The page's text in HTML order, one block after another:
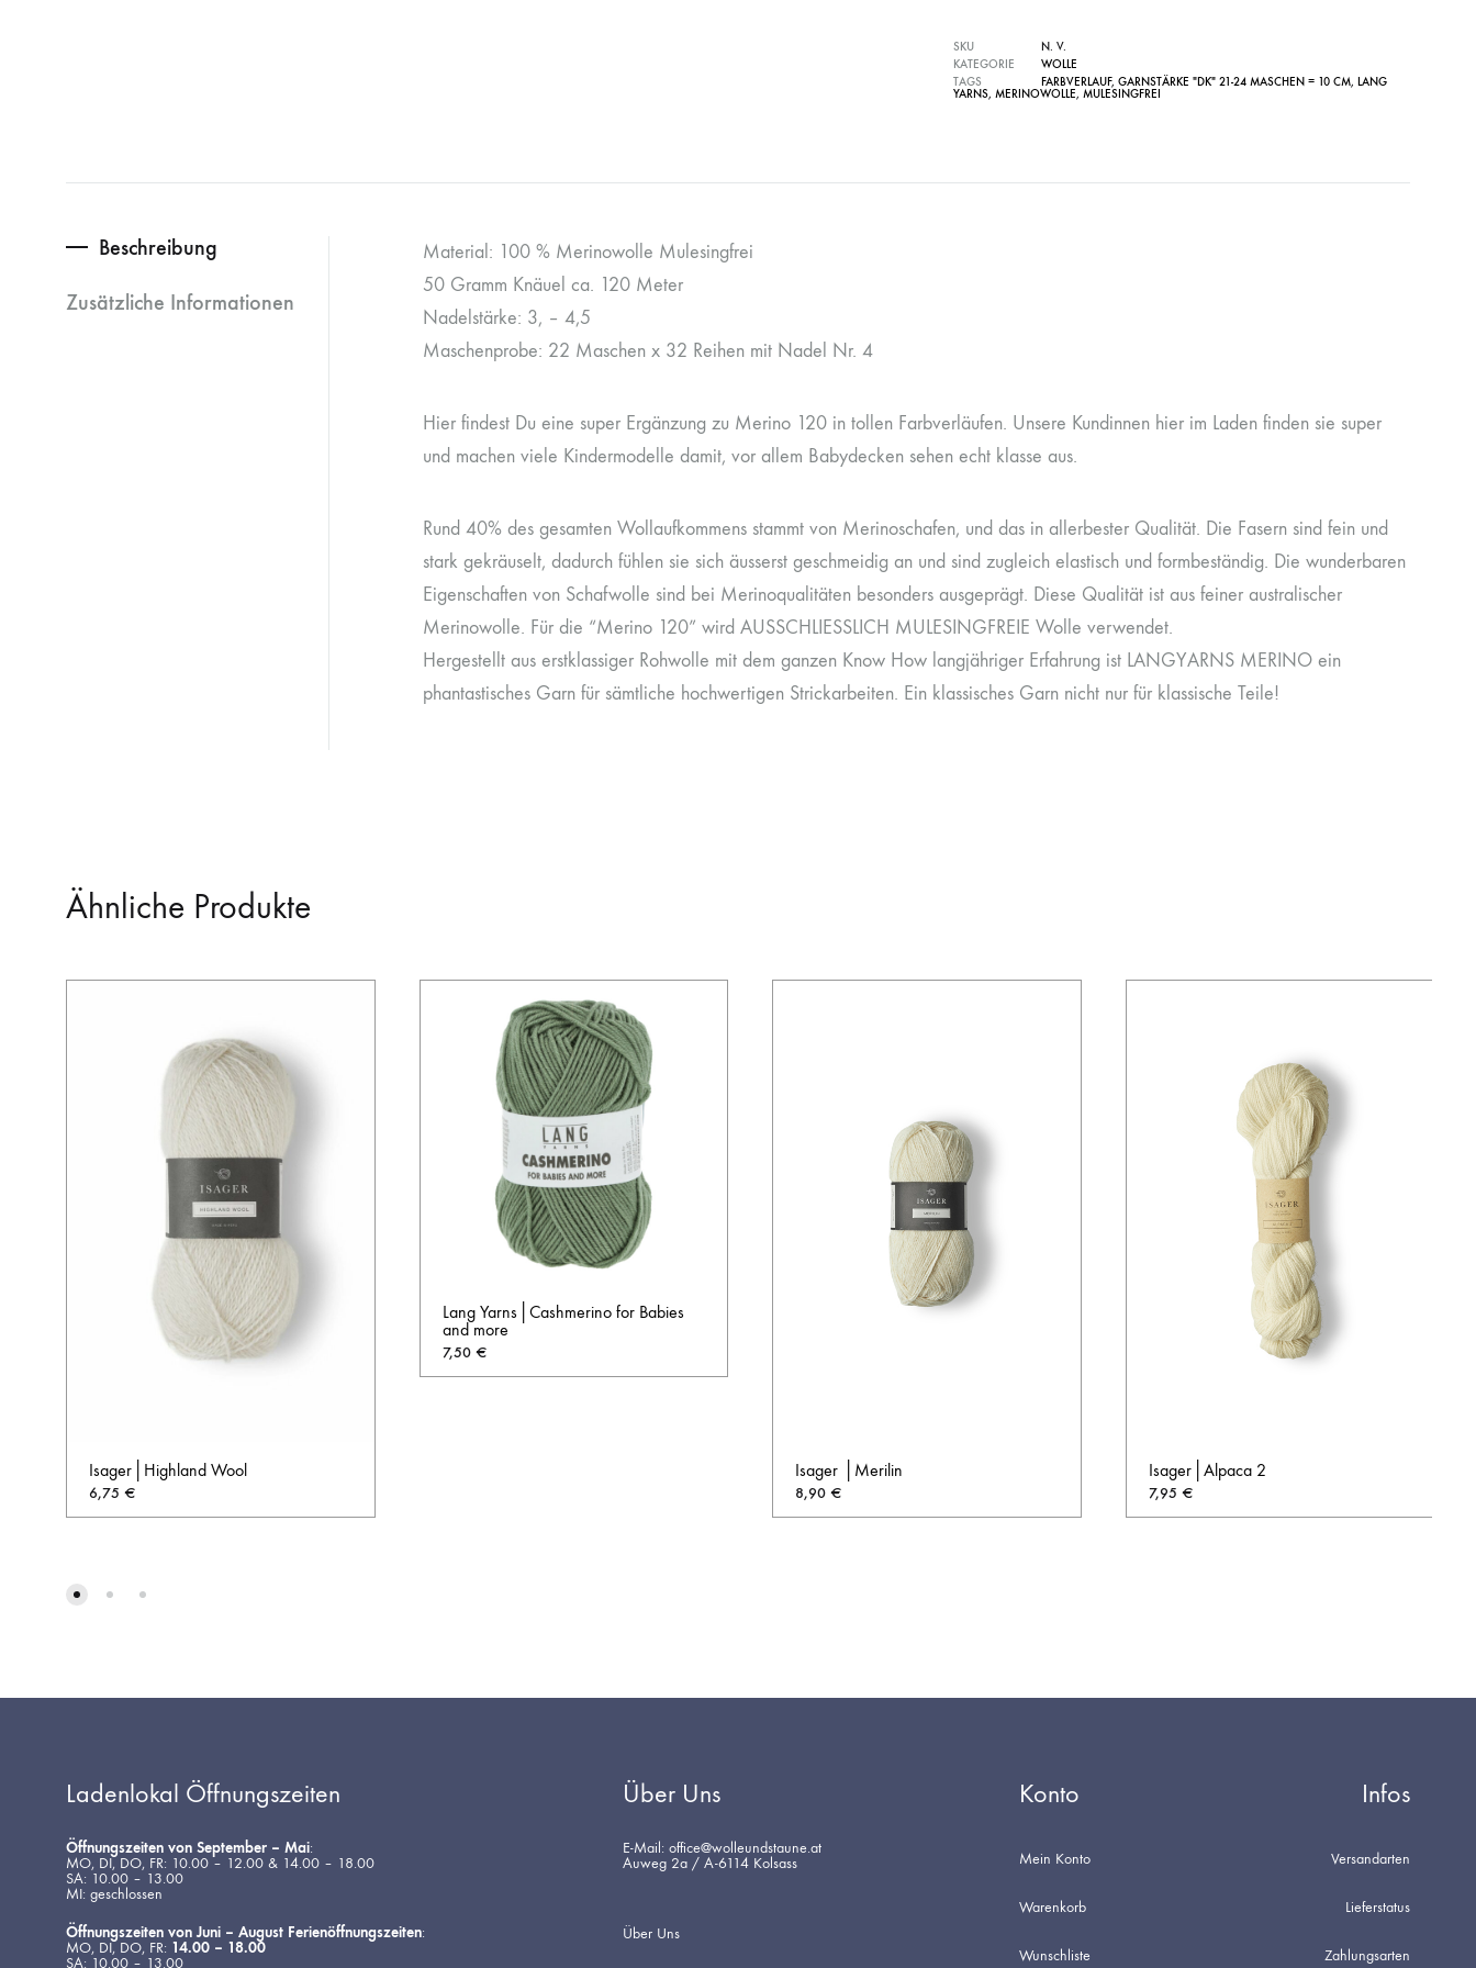
SKU
N. V.
KATEGORIE
WOLLE
TAGS
FARBVERLAUF, GARNSTÄRKE "DK" 21-24 MASCHEN = 10 CM, LANG
YARNS, MERINOWOLLE, MULESINGFREI
Beschreibung
Zusätzliche Informationen
Material: 100 % Merinowolle Mulesingfrei
50 Gramm Knäuel ca. 120 Meter
Nadelstärke: 3, – 4,5
Maschenprobe: 22 Maschen x 32 Reihen mit Nadel Nr. 4
Hier findest Du eine super Ergänzung zu Merino 120 in tollen Farbverläufen. Unsere Kundinnen hier im Laden finden sie super
und machen viele Kindermodelle damit, vor allem Babydecken sehen echt klasse aus.
Rund 40% des gesamten Wollaufkommens stammt von Merinoschafen, und das in allerbester Qualität. Die Fasern sind fein und
stark gekräuselt, dadurch fühlen sie sich äusserst geschmeidig an und sind zugleich elastisch und formbeständig. Die wunderbaren
Eigenschaften von Schafwolle sind bei Merinoqualitäten besonders ausgeprägt. Diese Qualität ist aus feiner australischer
Merinowolle. Für die “Merino 120” wird AUSSCHLIESSLICH MULESINGFREIE Wolle verwendet.
Hergestellt aus erstklassiger Rohwolle mit dem ganzen Know How langjähriger Erfahrung ist LANGYARNS MERINO ein
phantastisches Garn für sämtliche hochwertigen Strickarbeiten. Ein klassisches Garn nicht nur für klassische Teile!
Ähnliche Produkte
Isager│Highland Wool
6,75 €
Lang Yarns│Cashmerino for Babies
and more
7,50 €
Isager │Merilin
8,90€
Isager│Alpaca 2
7,95 €
Ladenlokal Öffnungszeiten
Öffnungszeiten von September – Mai:
MO, DI, DO, FR: 10.00 – 12.00 & 14.00 – 18.00
SA: 10.00 – 13.00
MI: geschlossen
Öffnungszeiten von Juni – August Ferienöffnungszeiten:
MO, DI, DO, FR: 14.00 – 18.00
SA: 10.00 – 13.00
Über Uns
E-Mail: office@wolleundstaune.at
Auweg 2a / A-6114 Kolsass
Über Uns
Konto
Mein Konto
Warenkorb
Wunschliste
Infos
Versandarten
Lieferstatus
Zahlungsarten